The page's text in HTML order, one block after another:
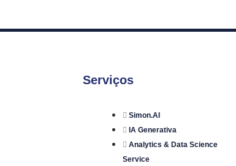
Serviços
Simon.AI
IA Generativa
Analytics & Data Science
Service